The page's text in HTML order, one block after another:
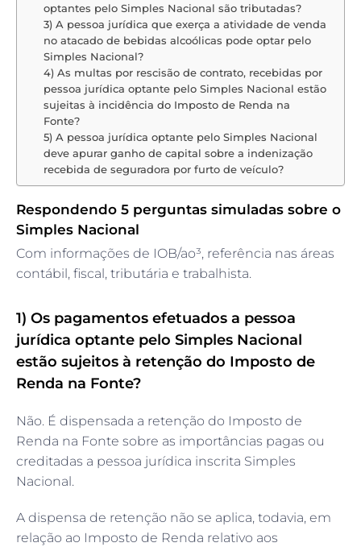
optantes pelo Simples Nacional são tributadas?
3) A pessoa jurídica que exerça a atividade de venda
no atacado de bebidas alcoólicas pode optar pelo
Simples Nacional?
4) As multas por rescisão de contrato, recebidas por
pessoa jurídica optante pelo Simples Nacional estão
sujeitas à incidência do Imposto de Renda na
Fonte?
5) A pessoa jurídica optante pelo Simples Nacional
deve apurar ganho de capital sobre a indenização
recebida de seguradora por furto de veículo?
Respondendo 5 perguntas simuladas sobre o
Simples Nacional
Com informações de IOB/ao³, referência nas áreas
contábil, fiscal, tributária e trabalhista.
1) Os pagamentos efetuados a pessoa
jurídica optante pelo Simples Nacional
estão sujeitos à retenção do Imposto de
Renda na Fonte?
Não. É dispensada a retenção do Imposto de
Renda na Fonte sobre as importâncias pagas ou
creditadas a pessoa jurídica inscrita Simples
Nacional.
A dispensa de retenção não se aplica, todavia, em
relação ao Imposto de Renda relativo aos